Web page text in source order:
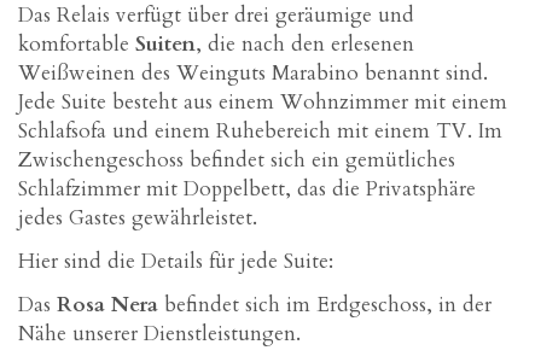
Das Relais verfügt über drei geräumige und
komfortable Suiten, die nach den erlesenen
Weißweinen des Weinguts Marabino benannt sind.
Jede Suite besteht aus einem Wohnzimmer mit einem
Schlafsofa und einem Ruhebereich mit einem TV. Im
Zwischengeschoss befindet sich ein gemütliches
Schlafzimmer mit Doppelbett, das die Privatsphäre
jedes Gastes gewährleistet.
Hier sind die Details für jede Suite:
Das Rosa Nera befindet sich im Erdgeschoss, in der
Nähe unserer Dienstleistungen.